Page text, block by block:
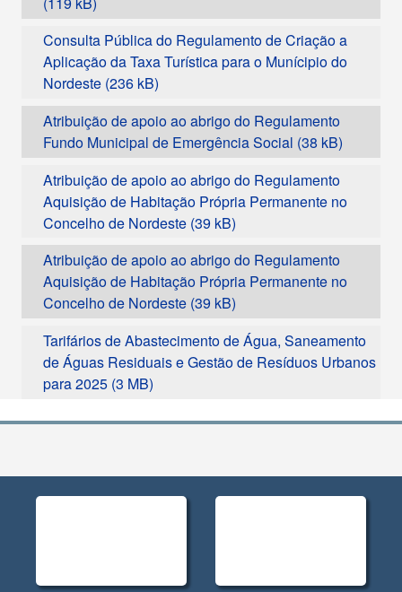
Consulta Pública do Regulamento de Criação a
Aplicação da Taxa Turística para o Munícipio do
Nordeste
Atribuição de apoio ao abrigo do Regulamento
Fundo Municipal de Emergência Social
Atribuição de apoio ao abrigo do Regulamento
Aquisição de Habitação Própria Permanente no
Concelho de Nordeste
Atribuição de apoio ao abrigo do Regulamento
Aquisição de Habitação Própria Permanente no
Concelho de Nordeste
Tarifários de Abastecimento de Água, Saneamento
de Águas Residuais e Gestão de Resíduos Urbanos
para 2025